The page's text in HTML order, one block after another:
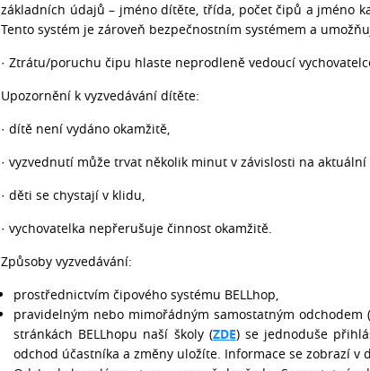
základních údajů – jméno dítěte, třída, počet čipů a jméno
Tento systém je zároveň bezpečnostním systémem a
· Ztrátu/poruchu čipu hlaste neprodleně vedoucí
Upozornění k vyzvedávání dítěte:
· dítě není vydáno okamžitě,
· vyzvednutí může trvat několik minut v závislosti na
· děti se chystají v klidu,
· vychovatelka nepřerušuje činnost okamžitě.
Způsoby vyzvedávání:
prostřednictvím čipového systému BELLhop,
pravidelným nebo mimořádným samostatným odchodem
stránkách BELLhopu naší školy (ZDE) se jednoduše
odchod účastníka a změny uložíte. Informace se zobrazí v